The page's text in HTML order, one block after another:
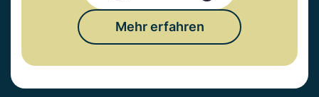
Mehr erfahren